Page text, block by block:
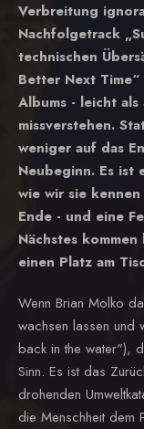
Verbreitung
Nachfolgetrack
technischen
Better Next
Albums - leicht
missverstehen.
weniger auf das
Neubeginn. Es ist
wie wir sie
Ende - und eine
Nächstes
einen Platz am
Wenn Brian Molko
wachsen lassen
back in the water"),
Sinn. Es ist das
drohenden
die Menschheit dem